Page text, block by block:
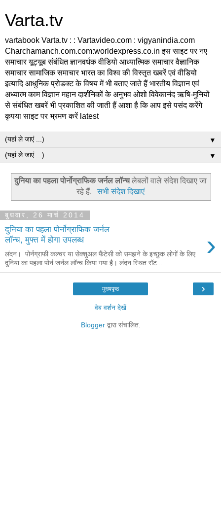
Varta.tv
vartabook Varta.tv : : Vartavideo.com : vigyanindia.com
Charchamanch.com.com:worldexpress.co.in इस साइट पर नए
समाचार यूट्यूब संबंधित ज्ञानवर्धक वीडियो आध्यात्मिक समाचार वैज्ञानिक
समाचार सामाजिक समाचार भारत का विश्व की विस्तृत खबरें एवं वीडियो
इत्यादि आधुनिक प्रोडक्ट के विषय में भी बताए जाते हैं भारतीय विज्ञान एवं
अध्यात्म काम विज्ञान महान दार्शनिकों के अनुभव ओशो विवेकानंद ऋषि-मुनियों
से संबंधित खबरें भी प्रकाशित की जाती हैं आशा है कि आप इसे पसंद करेंगे
कृपया साइट पर भ्रमण करें latest
▼
▼
दुनिया का पहला पोर्नोग्राफिक जर्नल लॉन्चलेबलों वाले संदेश दिखाए जा
रहे हैं.
सभी संदेश दिखाएं
बुधवार, 26 मार्च 2014
दुनिया का पहला पोर्नोग्राफिक जर्नल
लॉन्च, मुफ्त में होगा उपलब्ध
›
लंदन। पोर्नग्राफी कल्चर या सेक्शुअल फैंटेसी को समझने के इच्छुक लोगों के लिए
दुनिया का पहला पोर्न जर्नल लॉन्च किया गया है। लंदन स्थित रॉट...
›
मुख्यपृष्ठ
वेब वर्शन देखें
Bloggerद्वारा संचालित.